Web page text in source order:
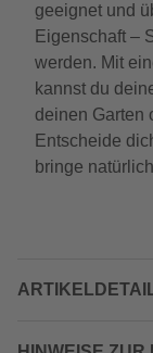
geeignet und
Eigenschaft –
werden. Mit
kannst du
deinen Garten
Entscheide
bringe